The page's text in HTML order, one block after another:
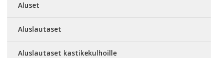
Aluset
Aluslautaset
Aluslautaset kastikekulhoille